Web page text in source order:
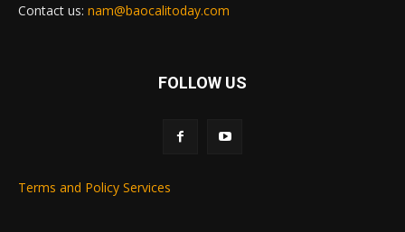
Contact us: nam@baocalitoday.com
FOLLOW US
Terms and Policy Services